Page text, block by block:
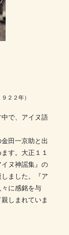
２２年）
で、アイヌ語
田一京助と出
す。大正１１
ヌ神謡集』の
ました。『ア
に感銘を与
しまれていま